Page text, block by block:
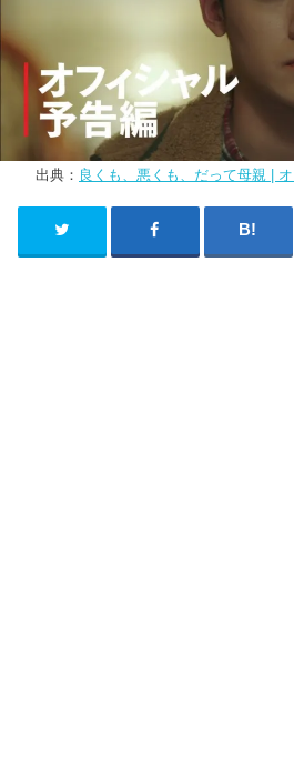
出典： 良くも、悪くも、だって母親 |